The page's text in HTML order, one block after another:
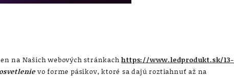
na Našich webových stránkachhttps://www.ledprodukt.sk/13-
vo forme pásikov, ktoré sa dajú roztiahnuť až na